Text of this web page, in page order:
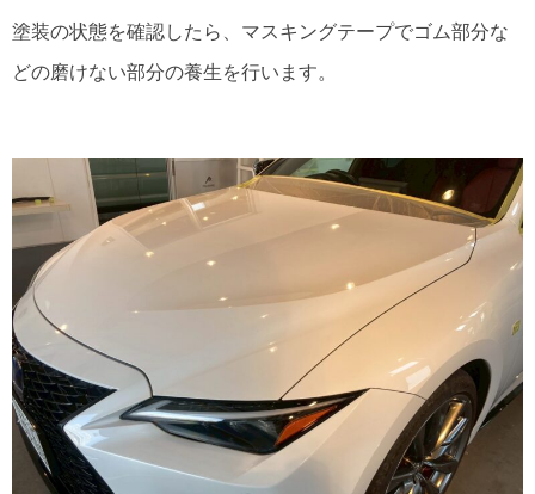
塗装の状態を確認したら、マスキングテープでゴム部分な
どの磨けない部分の養生を行います。